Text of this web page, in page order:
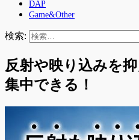
DAP
Game&Other
検索:
反射や映り込みを
集中できる！